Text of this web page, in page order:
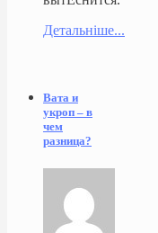
Детальніше...
Вата и
укроп – в
чем
разница?